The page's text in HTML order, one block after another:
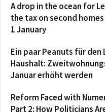
A drop in the ocean for
the tax on second
1 January
Ein paar Peanuts für den
Haushalt:
Januar erhöht werden
Reform Faced with
Part 2: How Politicians